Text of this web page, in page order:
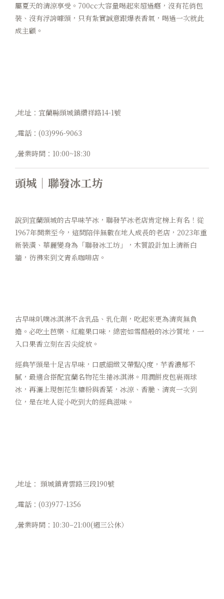
屬夏天的清涼享受。700cc大容量喝起來超過癮，沒有花俏包
裝、沒有浮誇噱頭，只有紮實誠意跟爆表香氣，喝過一次就此
成主顧 。
◞地址：宜蘭縣頭城鎮纘祥路14-1號
◞電話：(03)996-9063
◞營業時間：10:00~18:30
頭城｜聯發冰工坊
說到宜蘭頭城的古早味芋冰，聯發芋冰老店肯定榜上有名！從
1967年開業至今，這間陪伴無數在地人成長的老店，2023年重
新裝潢、華麗變身為「聯發冰工坊」，木質設計加上清新白
牆，彷彿來到文青系咖啡店。
古早味叭噗冰淇淋不含乳品、乳化劑，吃起來更為清爽無負
擔。必吃土芭樂、紅龍果口味，綿密如雪酪般的冰沙質地，一
入口果香立刻在舌尖綻放。
經典芋頭是十足古早味，口感細緻又帶點Q度，芋香濃郁不
膩，最適合搭配宜蘭名物花生捲冰淇淋。用潤餅皮包裹兩球
冰，再灑上現刨花生糖粉與香菜，冰涼、香脆、清爽一次到
位，是在地人從小吃到大的經典滋味。
◞地址： 頭城鎮青雲路三段190號
◞電話：(03)977-1356
◞營業時間：10:30–21:00(週三公休）